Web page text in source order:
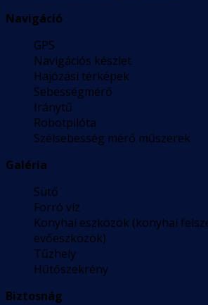
Navigáció
GPS
Navigációs készlet
Hajózási térképek
Sebességmérő
Iránytű
Robotpilóta
Szélsebesség mérő műszerek
Galéria
Sütő
Forró víz
Konyhai eszközök (konyhai
evőeszközök)
Tűzhely
Hűtőszekrény
Biztosnág